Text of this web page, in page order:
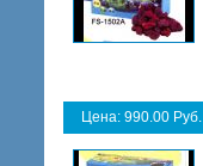
Цена: 990.00 Руб.